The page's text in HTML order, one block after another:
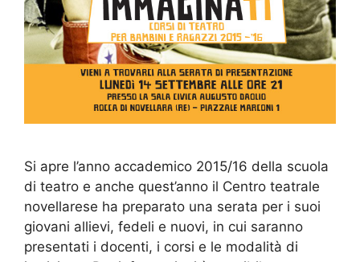
Si apre l’anno accademico 2015/16 della scuola
di teatro e anche quest’anno il Centro teatrale
novellarese ha preparato una serata per i suoi
giovani allievi, fedeli e nuovi, in cui saranno
presentati i docenti, i corsi e le modalità di